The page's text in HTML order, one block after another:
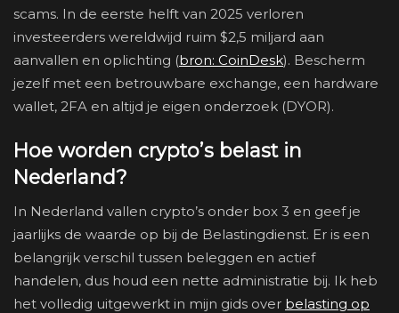
scams. In de eerste helft van 2025 verloren
investeerders wereldwijd ruim $2,5 miljard aan
aanvallen en oplichting (bron: CoinDesk). Bescherm
jezelf met een betrouwbare exchange, een hardware
wallet, 2FA en altijd je eigen onderzoek (DYOR).
Hoe worden crypto’s belast in
Nederland?
In Nederland vallen crypto’s onder box 3 en geef je
jaarlijks de waarde op bij de Belastingdienst. Er is een
belangrijk verschil tussen beleggen en actief
handelen, dus houd een nette administratie bij. Ik heb
het volledig uitgewerkt in mijn gids over belasting op